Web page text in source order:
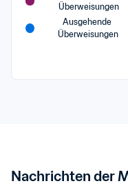
Überweisungen
Ausgehende
Überweisungen
Nachrichten der